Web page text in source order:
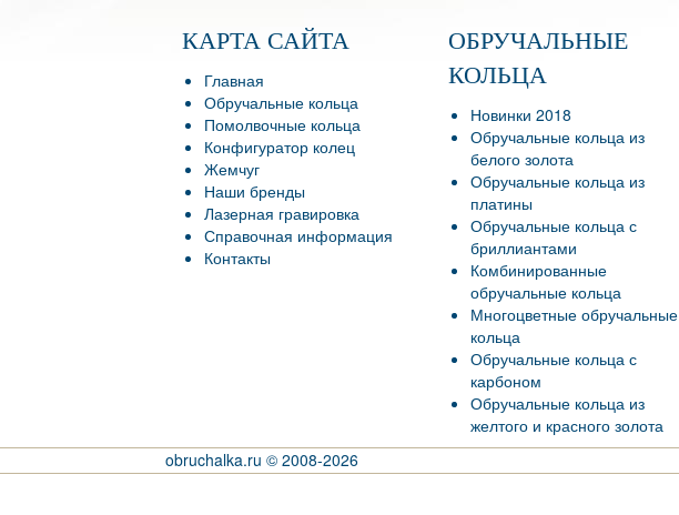
КАРТА САЙТА
Главная
Обручальные кольца
Помолвочные кольца
Конфигуратор колец
Жемчуг
Наши бренды
Лазерная гравировка
Справочная информация
Контакты
ОБРУЧАЛЬНЫЕ
КОЛЬЦА
Новинки 2018
Обручальные кольца из
белого золота
Обручальные кольца из
платины
Обручальные кольца с
бриллиантами
Комбинированные
обручальные кольца
Многоцветные обручальные
кольца
Обручальные кольца с
карбоном
Обручальные кольца из
желтого и красного золота
obruchalka.ru © 2008-2026